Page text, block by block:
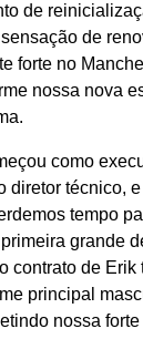
de
de
forte no
nossa nova
como
diretor técnico,
tempo
grande
contrato de Erik
principal
nossa